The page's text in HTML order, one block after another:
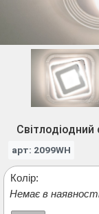
Світлодіодний
арт: 2099WH
Колір:
Немає в